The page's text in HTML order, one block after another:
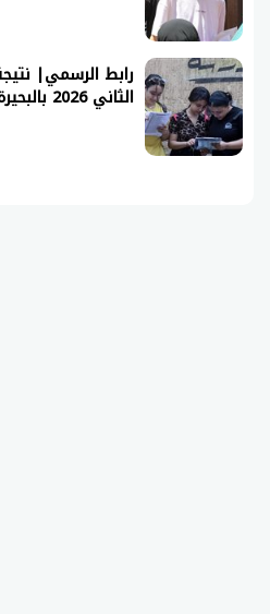
رابط الرسمي|
الثاني 2026 بالبحيرة برقم الجلوس والاسم